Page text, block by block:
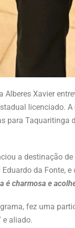
Xavier
licenciado.
para Taquaritinga
a destinação
da Fonte,
é charmosa e
fez uma
e aliado.